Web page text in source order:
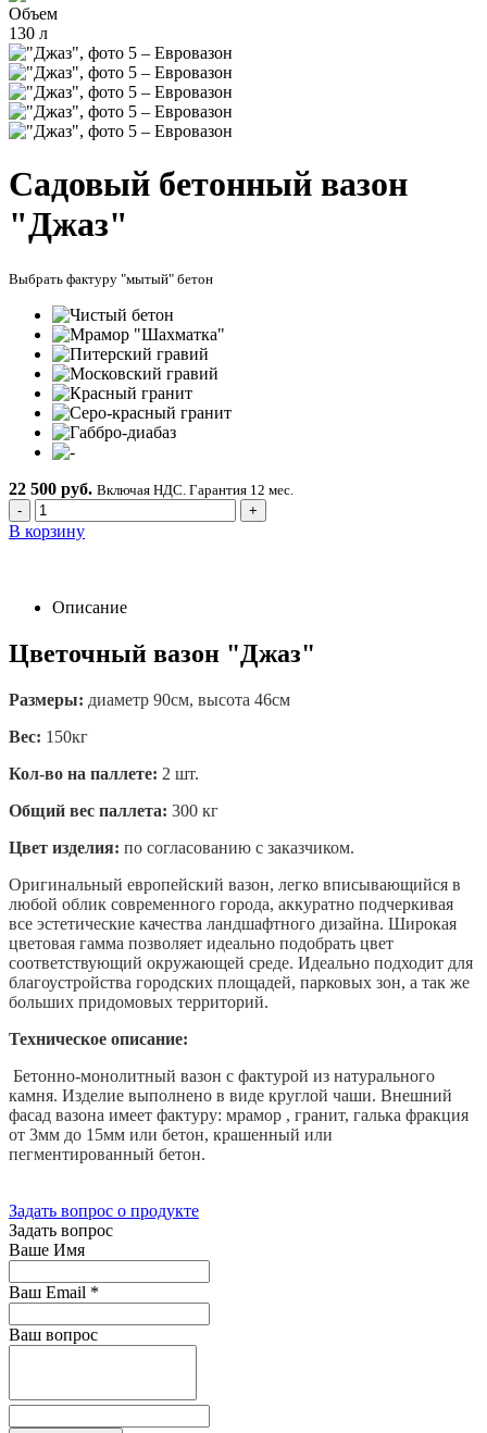
Объем
130 л
Садовый бетонный вазон
"Джаз"
Выбрать фактуру "мытый" бетон
22 500 руб. Включая НДС. Гарантия 12 мес.
-
+
В корзину
Описание
Цветочный вазон "Джаз"
Размеры: диаметр 90см, высота 46см
Вес: 150кг
Кол-во на паллете: 2 шт.
Общий вес паллета: 300 кг
Цвет изделия: по согласованию с заказчиком.
Оригинальный европейский вазон, легко вписывающийся в
любой облик современного города, аккуратно подчеркивая
все эстетические качества ландшафтного дизайна. Широкая
цветовая гамма позволяет идеально подобрать цвет
соответствующий окружающей среде. Идеально подходит для
благоустройства городских площадей, парковых зон, а так же
больших придомовых территорий.
Техническое описание:
Бетонно-монолитный вазон с фактурой из натурального
камня. Изделие выполнено в виде круглой чаши. Внешний
фасад вазона имеет фактуру: мрамор , гранит, галька фракция
от 3мм до 15мм или бетон, крашенный или
пегментированный бетон.
Задать вопрос о продукте
Задать вопрос
Ваше Имя
Ваш Email *
Ваш вопрос